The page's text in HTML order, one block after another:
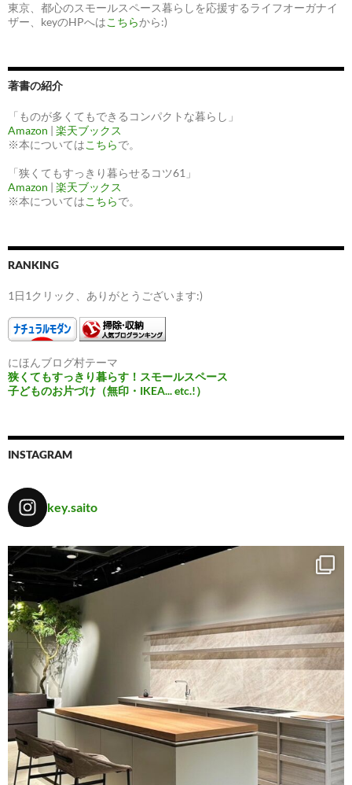
東京、都心のスモールスペース暮らしを応援するライフオーガナイ
ザー、keyのHPへはこちらから:)
著書の紹介
「ものが多くてもできるコンパクトな暮らし」
Amazon | 楽天ブックス
※本についてはこちらで。
「狭くてもすっきり暮らせるコツ61」
Amazon | 楽天ブックス
※本についてはこちらで。
RANKING
1日1クリック、ありがとうございます:)
にほんブログ村テーマ
狭くてもすっきり暮らす！スモールスペース
子どものお片づけ（無印・IKEA... etc.!）
INSTAGRAM
key.saito